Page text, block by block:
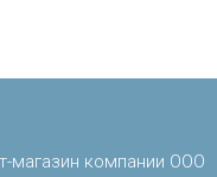
магазин компании ООО